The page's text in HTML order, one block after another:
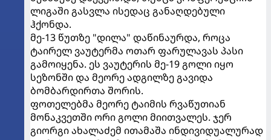
ლიგაში გასვლა ისედაც განაღდებული
ჰქონდა.
მე-13 წუთზე "დილა" დაწინაურდა, როცა
ტაირელ ვაუტერმა ოთარ ფარულავას პასი
გამოიყენა. ეს ვაუტერის მე-19 გოლი იყო
სეზონში და მეორე ადგილზე გავიდა
ბომბარდირთა შორის.
ფოთელებმა მეორე ტაიმის რვაწუთიან
მონაკვეთში ორი გოლი მიითვალეს. ჯერ
გიორგი ახალაძემ ითამაშა ინდივიდუალურად